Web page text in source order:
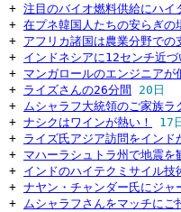
+ 注目のバイオ燃料供給にハイ
+ 在プネ韓国人たちの安らぎの
+ アフリカ諸国は農業分野での
+ インドネシアに12センチ近づ
+ マンガロールのエンジニア
+ ライズさんの26分間
20日
+ ムシャラフ大統領のご家族ラ
+ ナシクはワインが熱い！
17
+ ライズ氏アジア訪問をインド
+ マハーラシュトラ州で地震を
+ インドのハイテクミサイル技
+ ナヤン・チャンダー氏にジャ
+ ムシャラフさんをマッチにご